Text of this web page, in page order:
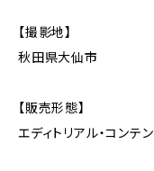
【撮影地】
秋田県大仙市
【販売形態】
エディトリアル・コンテ